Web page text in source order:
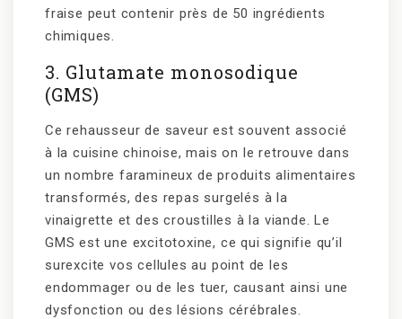
fraise peut contenir près de 50 ingrédients
chimiques.
3. Glutamate monosodique
(GMS)
Ce rehausseur de saveur est souvent associé
à la cuisine chinoise, mais on le retrouve dans
un nombre faramineux de produits alimentaires
transformés, des repas surgelés à la
vinaigrette et des croustilles à la viande. Le
GMS est une excitotoxine, ce qui signifie qu’il
surexcite vos cellules au point de les
endommager ou de les tuer, causant ainsi une
dysfonction ou des lésions cérébrales.